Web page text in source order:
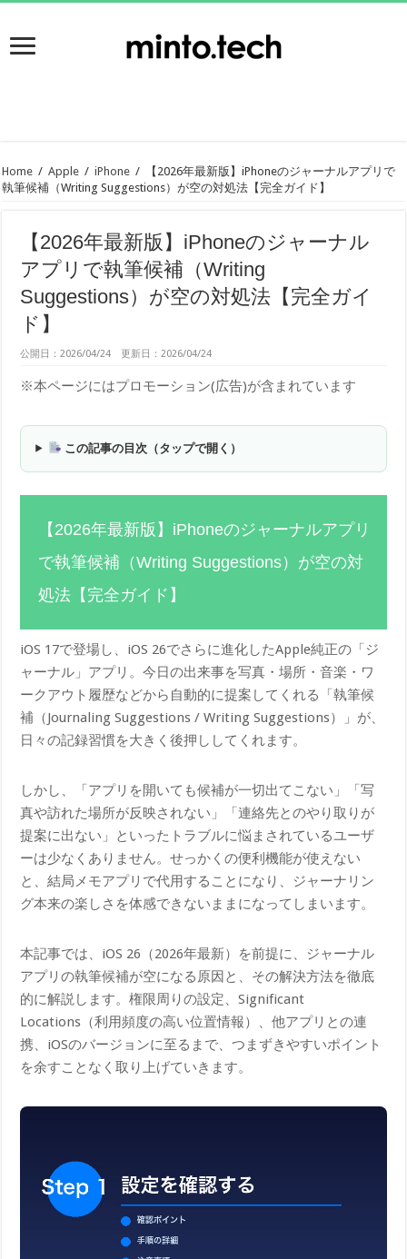
Home / Apple / iPhone /
【2026年最新版】iPhoneのジャーナルアプリで
執筆候補（Writing Suggestions）が空の対処法【完全ガイド】
【2026年最新版】iPhoneのジャーナル
アプリで執筆候補（Writing
Suggestions）が空の対処法【完全ガイ
ド】
公開日：2026/04/24 更新日：2026/04/24
※本ページにはプロモーション(広告)が含まれています
この記事の目次（タップで開く）
【2026年最新版】iPhoneのジャーナルアプリ
で執筆候補（Writing Suggestions）が空の対
処法【完全ガイド】
iOS 17で登場し、iOS 26でさらに進化したApple純正の「ジ
ャーナル」アプリ。今日の出来事を写真・場所・音楽・ワ
ークアウト履歴などから自動的に提案してくれる「執筆候
補（Journaling Suggestions / Writing Suggestions）」が、
日々の記録習慣を大きく後押ししてくれます。
しかし、「アプリを開いても候補が一切出てこない」「写
真や訪れた場所が反映されない」「連絡先とのやり取りが
提案に出ない」といったトラブルに悩まされているユーザ
ーは少なくありません。せっかくの便利機能が使えない
と、結局メモアプリで代用することになり、ジャーナリン
グ本来の楽しさを体感できないままになってしまいます。
本記事では、iOS 26（2026年最新）を前提に、ジャーナル
アプリの執筆候補が空になる原因と、その解決方法を徹底
的に解説します。権限周りの設定、Significant
Locations（利用頻度の高い位置情報）、他アプリとの連
携、iOSのバージョンに至るまで、つまずきやすいポイント
を余すことなく取り上げていきます。